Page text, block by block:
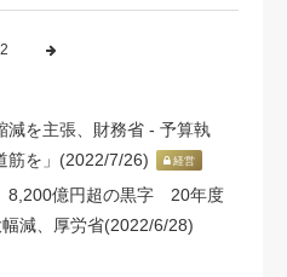
2
減を主張、財務省 - 予算執
筋を」(2022/7/26)
経営
8,200億円超の黒字 20年度
減、厚労省(2022/6/28)